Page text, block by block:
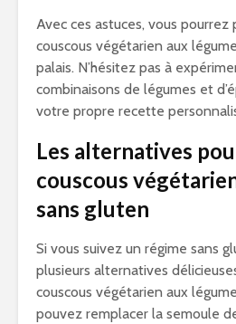
Avec ces astuces, vous pourrez
couscous végétarien aux
palais. N’hésitez pas à
combinaisons de légumes et
votre propre recette
Les alternatives
couscous
sans gluten
Si vous suivez un régime sans
plusieurs alternatives
couscous végétarien aux
pouvez remplacer la semoule